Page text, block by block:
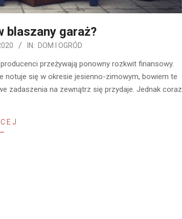
blaszany garaż?
IN: DOM I OGRÓD
przeżywają ponowny rozkwit finansowy.
notuje się w okresie jesienno-zimowym, bowiem te
zadaszenia na zewnątrz się przydaje. Jednak coraz